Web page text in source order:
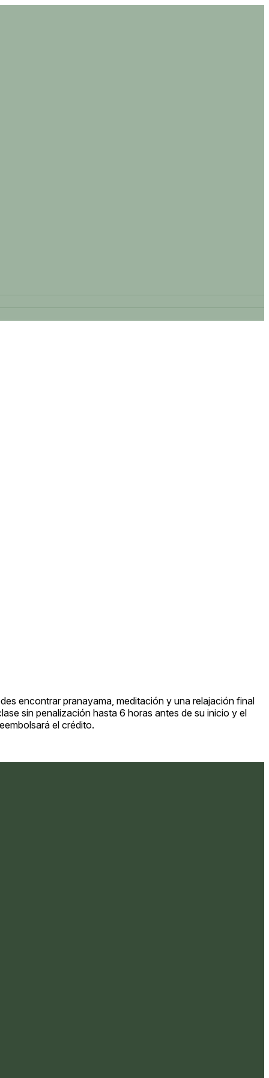
encontrar pranayama, meditación y una relajación final
sin penalización hasta 6 horas antes de su inicio y el
el crédito.